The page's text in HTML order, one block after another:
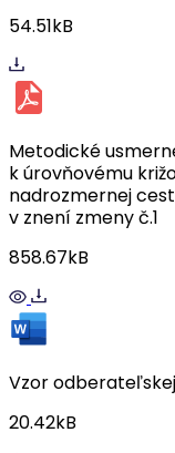
54.51kB
Metodické
k úrovňovému
nadrozmernej
v znení zmeny č.1
858.67kB
Vzor
20.42kB